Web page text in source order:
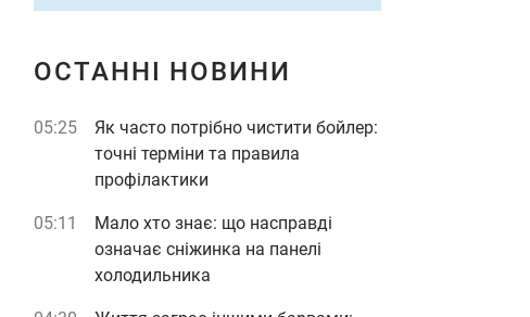
ОСТАННІ НОВИНИ
05:25
Як часто потрібно чистити бойлер:
точні терміни та правила
профілактики
05:11
Мало хто знає: що насправді
означає сніжинка на панелі
холодильника